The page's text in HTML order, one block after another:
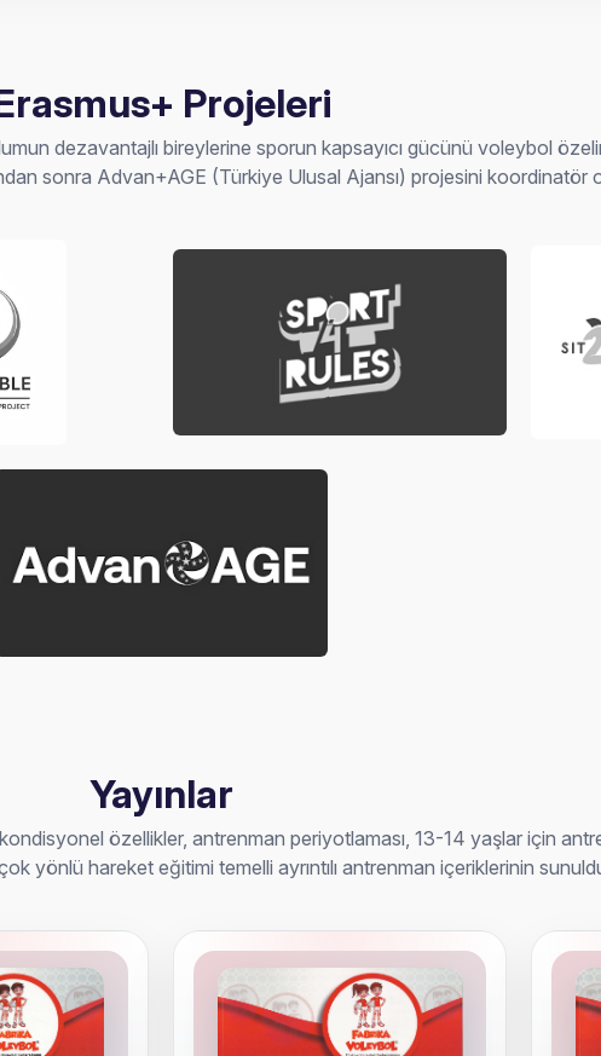
Projeleri
dezavantajlı bireylerine sporun kapsayıcı gücünü voleybol
sonra Advan+AGE (Türkiye Ulusal Ajansı) projesini koordinatör
Yayınlar
özellikler, antrenman periyotlaması, 13-14 yaşlar için
yönlü hareket eğitimi temelli ayrıntılı antrenman içeriklerinin